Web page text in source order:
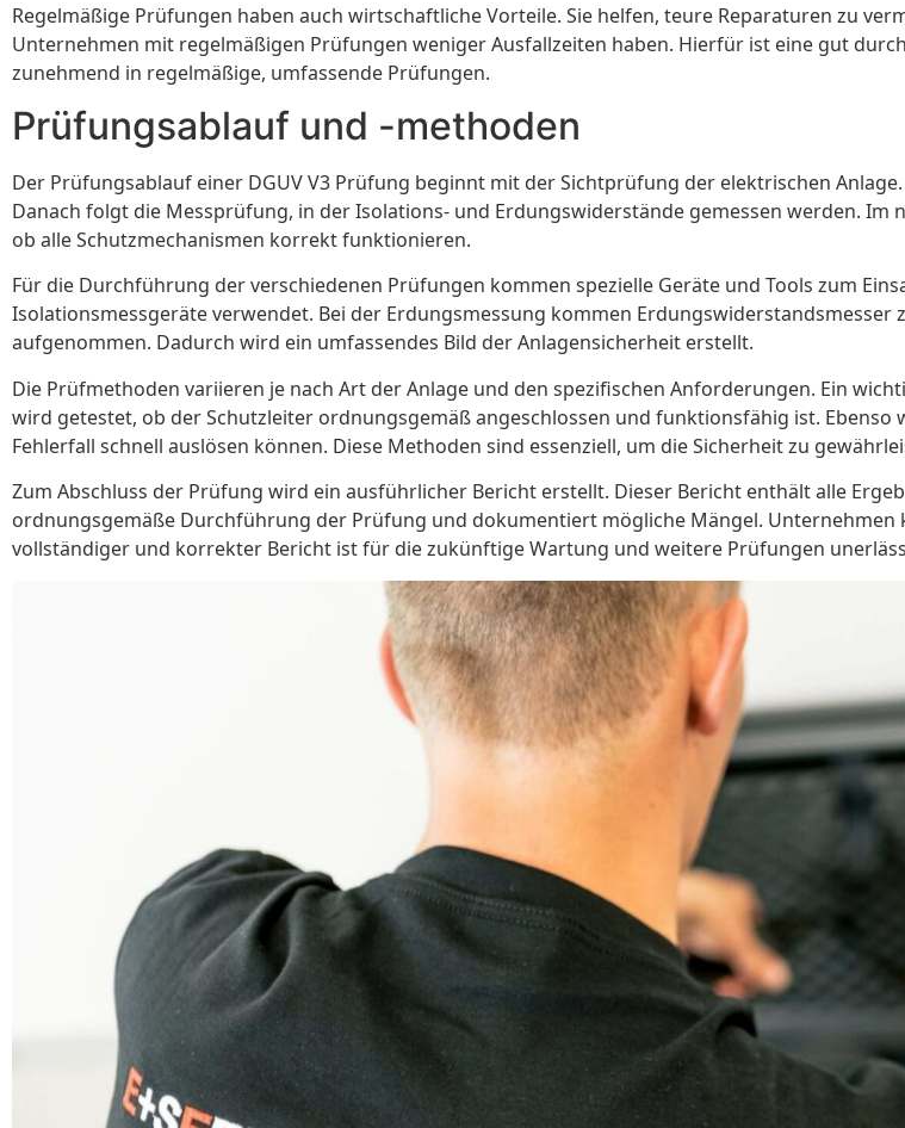
Regelmäßige Prüfungen haben auch wirtschaftliche Vorteile. Sie helfen, teure Reparaturen zu
Unternehmen mit regelmäßigen Prüfungen weniger Ausfallzeiten haben. Hierfür ist eine gut
zunehmend in regelmäßige, umfassende Prüfungen.
Prüfungsablauf und -methoden
Der Prüfungsablauf einer DGUV V3 Prüfung beginnt mit der Sichtprüfung der elektrischen
Danach folgt die Messprüfung, in der Isolations- und Erdungswiderstände gemessen werden.
ob alle Schutzmechanismen korrekt funktionieren.
Für die Durchführung der verschiedenen Prüfungen kommen spezielle Geräte und Tools zum
Isolationsmessgeräte verwendet. Bei der Erdungsmessung kommen
aufgenommen. Dadurch wird ein umfassendes Bild der Anlagensicherheit erstellt.
Die Prüfmethoden variieren je nach Art der Anlage und den spezifischen Anforderungen. Ein
wird getestet, ob der Schutzleiter ordnungsgemäß angeschlossen und funktionsfähig ist.
Fehlerfall schnell auslösen können. Diese Methoden sind essenziell, um die Sicherheit zu
Zum Abschluss der Prüfung wird ein ausführlicher Bericht erstellt. Dieser Bericht enthält alle
ordnungsgemäße Durchführung der Prüfung und dokumentiert mögliche Mängel.
vollständiger und korrekter Bericht ist für die zukünftige Wartung und weitere Prüfungen